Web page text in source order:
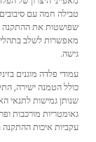
טבילה חמה עם
שפושטות את ההתקנה
מאפשרות לשלב בתהליך
גישה.
עמודי פלדה מוגנים
שנותן גמישות לתנאי
גאומטריות מורכבות
עקביות איכות ההתקנה